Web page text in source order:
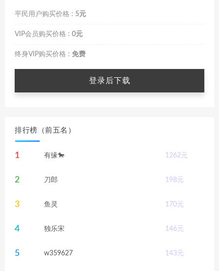
平民用户购买价格 : 5元
VIP会员购买价格 : 0元
终身VIP购买价格 : 免费
登录后下载
排行榜（前五名）
1 有缘🐎 1262元
2 刀郎 198元
3 鱼灵 170元
4 独乐宋 146元
5 w359627 143元